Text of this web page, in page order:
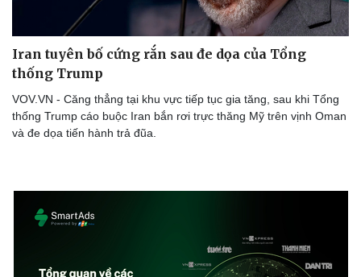
Doanh nghiệp
Thông tin doanh nghiệp
Doanh nghiệp 24h
Doanh nhân
Sành điệu
Tin Công nghệ
Iran tuyên bố cứng rắn sau đe dọa của Tổng
thống Trump
VOV.VN - Căng thẳng tại khu vực tiếp tục gia tăng, sau khi Tổng
thống Trump cáo buộc Iran bắn rơi trực thăng Mỹ trên vịnh Oman
và đe dọa tiến hành trả đũa.